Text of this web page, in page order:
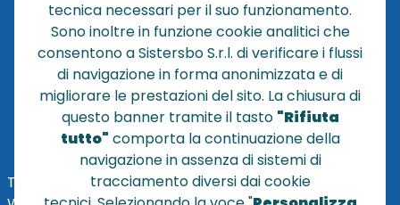
CONDIZIONI DI VENDITA
POLICY PRIVACY
NOTE LEGALI
Cookie
TEL
+39 051 320210
tecnica necessari per il suo funzionamento.
Sono inoltre in funzione cookie analitici che
consentono a Sistersbo S.r.l. di verificare i flussi
di navigazione in forma anonimizzata e di
migliorare le prestazioni del sito. La chiusura di
questo banner tramite il tasto "Rifiuta
tutto" comporta la continuazione della
navigazione in assenza di sistemi di
tracciamento diversi dai cookie